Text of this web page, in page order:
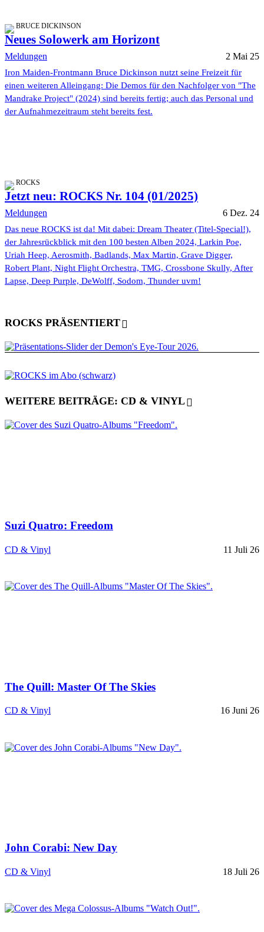
BRUCE DICKINSON
Neues Solowerk am Horizont
Meldungen 2 Mai 25
Iron Maiden-Frontmann Bruce Dickinson nutzt seine Freizeit für
einen weiteren Alleingang: Die Demos für den Nachfolger von "The
Mandrake Project" (2024) sind bereits fertig; auch das Personal und
der Aufnahmezeitraum steht bereits fest.
ROCKS
Jetzt neu: ROCKS Nr. 104 (01/2025)
Meldungen 6 Dez. 24
Das neue ROCKS ist da! Mit dabei: Dream Theater (Titel-Special!),
der Jahresrückblick mit den 100 besten Alben 2024, Larkin Poe,
Uriah Heep, Aerosmith, Badlands, Max Martin, Grave Digger,
Robert Plant, Night Flight Orchestra, TMG, Crossbone Skully, After
Lapse, Deep Purple, DeWolff, Sodom, Thunder uvm!
ROCKS PRÄSENTIERT
WEITERE BEITRÄGE: CD & VINYL
Suzi Quatro: Freedom
CD & Vinyl 11 Juli 26
The Quill: Master Of The Skies
CD & Vinyl 16 Juni 26
John Corabi: New Day
CD & Vinyl 18 Juli 26